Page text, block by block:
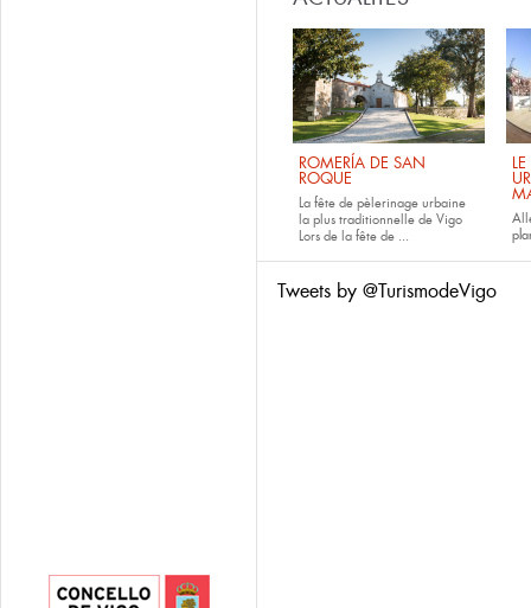
ROMERÍA DE SAN
ROQUE
La fête de pèlerinage urbaine
la plus traditionnelle de Vigo
Lors de la fête de ...
Tweets by @TurismodeVigo